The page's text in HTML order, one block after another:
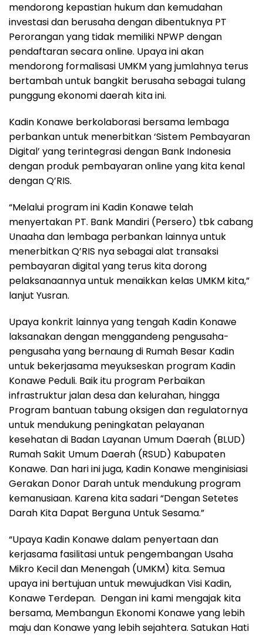
mendorong kepastian hukum dan kemudahan
investasi dan berusaha dengan dibentuknya PT
Perorangan yang tidak memiliki NPWP dengan
pendaftaran secara online. Upaya ini akan
mendorong formalisasi UMKM yang jumlahnya terus
bertambah untuk bangkit berusaha sebagai tulang
punggung ekonomi daerah kita ini.
Kadin Konawe berkolaborasi bersama lembaga
perbankan untuk menerbitkan ‘Sistem Pembayaran
Digital’ yang terintegrasi dengan Bank Indonesia
dengan produk pembayaran online yang kita kenal
dengan Q’RIS.
“Melalui program ini Kadin Konawe telah
menyertakan PT. Bank Mandiri (Persero) tbk cabang
Unaaha dan lembaga perbankan lainnya untuk
menerbitkan Q’RIS nya sebagai alat transaksi
pembayaran digital yang terus kita dorong
pelaksanaannya untuk menaikkan kelas UMKM kita,”
lanjut Yusran.
Upaya konkrit lainnya yang tengah Kadin Konawe
laksanakan dengan menggandeng pengusaha-
pengusaha yang bernaung di Rumah Besar Kadin
untuk bekerjasama meyukseskan program Kadin
Konawe Peduli. Baik itu program Perbaikan
infrastruktur jalan desa dan kelurahan, hingga
Program bantuan tabung oksigen dan regulatornya
untuk mendukung peningkatan pelayanan
kesehatan di Badan Layanan Umum Daerah (BLUD)
Rumah Sakit Umum Daerah (RSUD) Kabupaten
Konawe. Dan hari ini juga, Kadin Konawe menginisiasi
Gerakan Donor Darah untuk mendukung program
kemanusiaan. Karena kita sadari “Dengan Setetes
Darah Kita Dapat Berguna Untuk Sesama.”
“Upaya Kadin Konawe dalam penyertaan dan
kerjasama fasilitasi untuk pengembangan Usaha
Mikro Kecil dan Menengah (UMKM) kita. Semua
upaya ini bertujuan untuk mewujudkan Visi Kadin,
Konawe Terdepan. Dengan ini kami mengajak kita
bersama, Membangun Ekonomi Konawe yang lebih
maju dan Konawe yang lebih sejahtera. Satukan Hati